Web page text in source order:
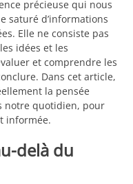
précieuse qui nous
saturé d’informations
Elle ne consiste pas
idées et les
et comprendre les
Dans cet article,
la pensée
notre quotidien, pour
informée.
delà du